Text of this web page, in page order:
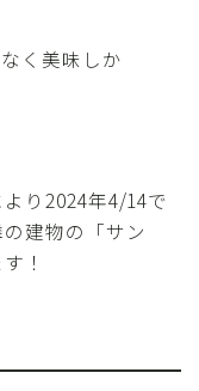
く美味しか
り2024年4/14で
建物の「サン
！